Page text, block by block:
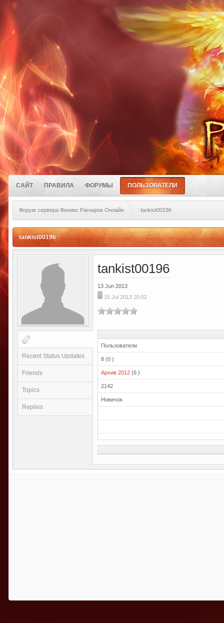
САЙТ ПРАВИЛА ФОРУМЫ ПОЛЬЗОВАТЕЛИ
Форум сервера Феникс Рагнарок Онлайн : tankist00196
tankist00196
Recent Status Updates
Friends
Topics
Replies
tankist00196
13 Jun 2013
15 Jul 2013 20:02
Пользователи
8 (0 )
Архив 2012 (6 )
2142
Новичок